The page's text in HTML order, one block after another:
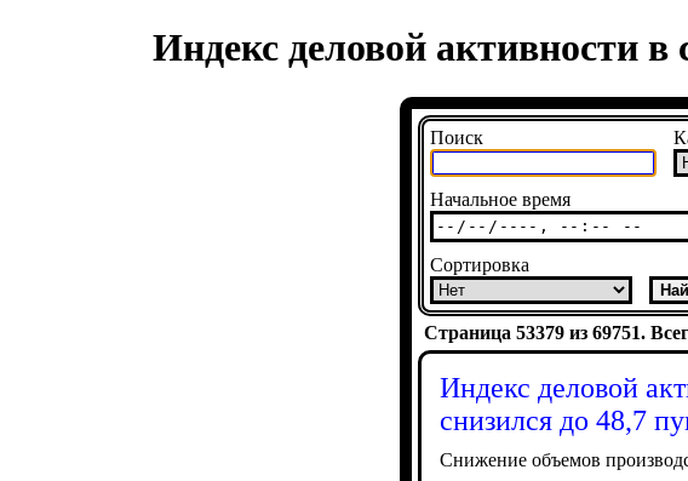
Индекс деловой активности
Поиск
Начальное время
Сортировка
Страница 53379 из 69751.
Индекс деловой
снизился до 48,7
Снижение объемов